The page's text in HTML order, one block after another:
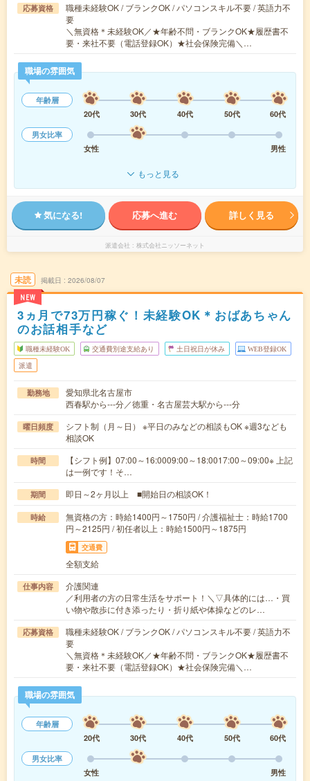
応募資格
職種未経験OK / ブランクOK / パソコンスキル不要 / 英語力不
要
＼無資格＊未経験OK／★年齢不問・ブランクOK★履歴書不
要・来社不要（電話登録OK）★社会保険完備＼…
職場の雰囲気
年齢層
20代
30代 40代 50代
60代
男女比率
女性
男性
もっと見る
気になる! 応募へ進む 詳しく見る
派遣会社 株式会社ニッソーネット
未読
NEW
掲載日 2026/08/07
3ヵ月で73万円稼ぐ！未経験OK＊おばあちゃん
のお話相手など
職種未経験OK 交通費別途支給あり 土日祝日が休み WEB登録OK
派遣
勤務地
愛知県北名古屋市
西春駅から---分／徳重・名古屋芸大駅から---分
曜日頻度
シフト制（月～日） ※平日のみなどの相談もOK ※週3なども
相談OK
時間
【シフト例】07:00～16:0009:00～18:0017:00～09:00※ 上記
は一例です！そ…
期間 即日～2ヶ月以上 ■開始日の相談OK！
時給
無資格の方：時給1400円～1750円 / 介護福祉士：時給1700
円～2125円 / 初任者以上：時給1500円～1875円
交通費
全額支給
仕事内容
介護関連
／利用者の方の日常生活をサポート！＼▽具体的には…・買
い物や散歩に付き添ったり・折り紙や体操などのレ…
応募資格
職種未経験OK / ブランクOK / パソコンスキル不要 / 英語力不
要
＼無資格＊未経験OK／★年齢不問・ブランクOK★履歴書不
要・来社不要（電話登録OK）★社会保険完備＼…
職場の雰囲気
年齢層
20代
30代 40代 50代
60代
男女比率
女性
男性